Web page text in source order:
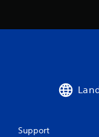
Support